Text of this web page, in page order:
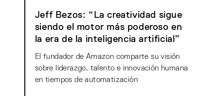
Jeff Bezos: “La creatividad sigue
siendo el motor más poderoso en
la era de la inteligencia artificial”
El fundador de Amazon comparte su visión
sobre liderazgo, talento e innovación humana
en tiempos de automatización